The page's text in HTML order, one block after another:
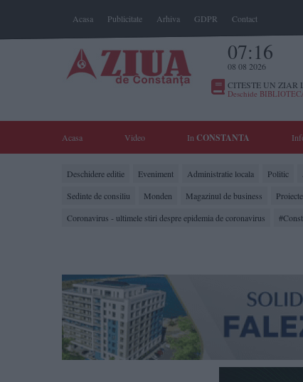
Acasa Publicitate Arhiva GDPR Contact
07:16
08 08 2026
CITESTE UN ZIAR
Deschide
Acasa Video In CONSTANTA
Deschidere editie Eveniment Administratie locala Politic
Sedinte de consiliu
Monden Magazinul de business
Coronavirus - ultimele stiri despre epidemia de coronavirus